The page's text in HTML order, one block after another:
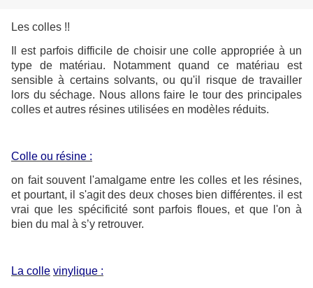
Les colles !!
Il est parfois difficile de choisir une colle appropriée à un
type de matériau. Notamment quand ce matériau est
sensible à certains solvants, ou qu'il risque de travailler
lors du séchage. Nous allons faire le tour des principales
colles et autres résines utilisées en modèles réduits.
Colle ou résine :
on fait souvent l'amalgame entre les colles et les résines,
et pourtant, il s'agit des deux choses bien différentes. il est
vrai que les spécificité sont parfois floues, et que l'on à
bien du mal à s’y retrouver.
La colle vinylique :